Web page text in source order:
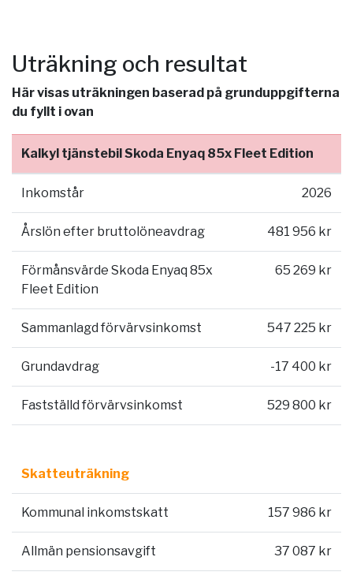
Uträkning och resultat
Här visas uträkningen baserad på grunduppgifterna
du fyllt i ovan
Kalkyl tjänstebil Skoda Enyaq 85x Fleet Edition
Inkomstår 2026
Årslön efter bruttolöneavdrag 481 956 kr
Förmånsvärde Skoda Enyaq 85x
Fleet Edition
65 269 kr
Sammanlagd förvärvsinkomst 547 225 kr
Grundavdrag -17 400 kr
Fastställd förvärvsinkomst 529 800 kr
Skatteuträkning
Kommunal inkomstskatt 157 986 kr
Allmän pensionsavgift 37 087 kr